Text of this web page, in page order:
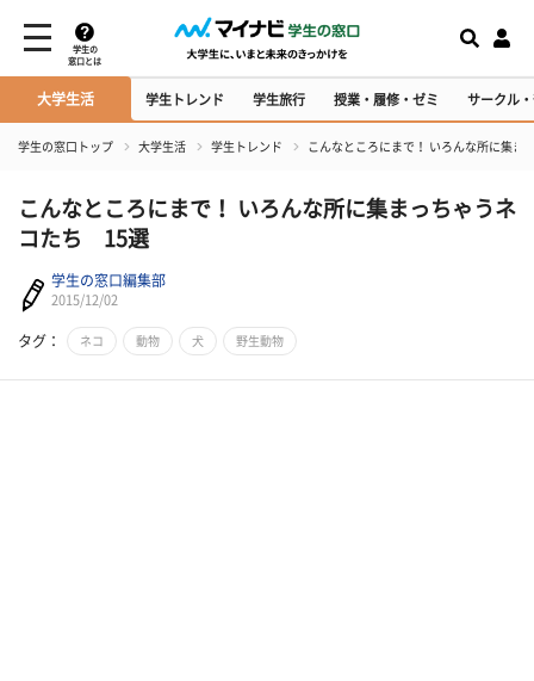
学生の
窓口とは
大学生活 学生トレンド 学生旅行 授業・履修・ゼミ サークル
学生の窓口トップ 大学生活 学生トレンド こんなところにまで！ いろんな所に集
こんなところにまで！ いろんな所に集まっちゃうネ
コたち 15選
学生の窓口編集部
2015/12/02
タグ： ネコ 動物 犬 野生動物